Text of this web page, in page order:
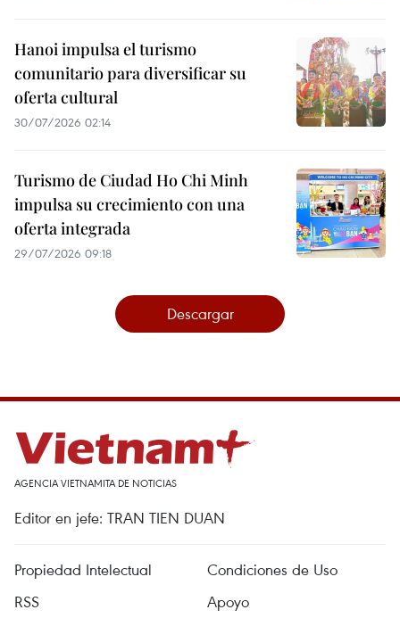
Hanoi impulsa el turismo
comunitario para diversificar su
oferta cultural
30/07/2026 02:14
Turismo de Ciudad Ho Chi Minh
impulsa su crecimiento con una
oferta integrada
29/07/2026 09:18
Descargar
AGENCIA VIETNAMITA DE NOTICIAS
Editor en jefe: TRAN TIEN DUAN
Propiedad Intelectual
Condiciones de Uso
RSS
Apoyo